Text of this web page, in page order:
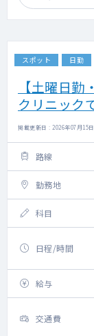
スポット 日勤
【土曜日
クリニック
掲載更新日 : 2026年07月15
路線
勤務地
科目
日程/時間
給与
交通費